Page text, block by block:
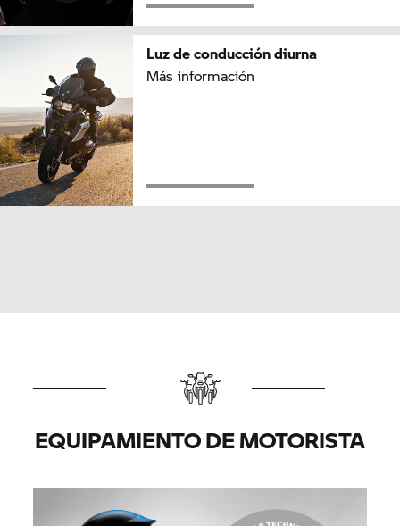
Luz de conducción diurna
Más información
EQUIPAMIENTO DE MOTORISTA